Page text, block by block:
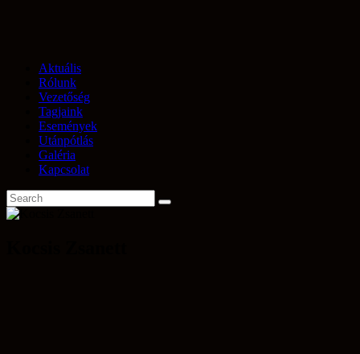
Aktuális
Rólunk
Vezetőség
Tagjaink
Események
Utánpótlás
Galéria
Kapcsolat